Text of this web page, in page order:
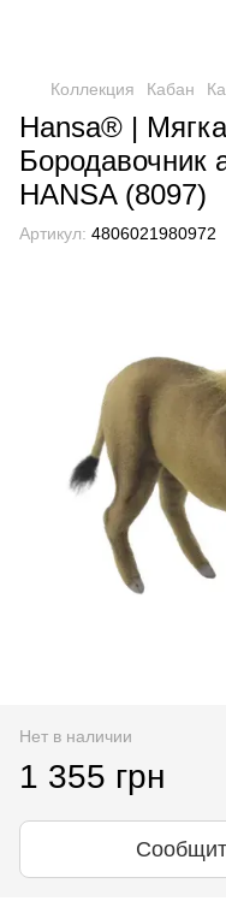
Коллекция Кабан
Hansa® |
Бородавочник
HANSA (8097)
Артикул: 4806021980972
Нет в наличии
1 355 грн